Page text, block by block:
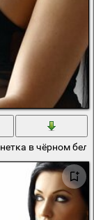
райв чёрном